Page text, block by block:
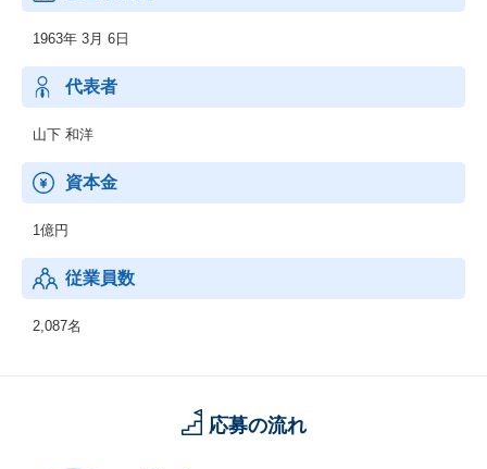
1963年 3月 6日
代表者
山下 和洋
資本金
1億円
従業員数
2,087名
応募の流れ